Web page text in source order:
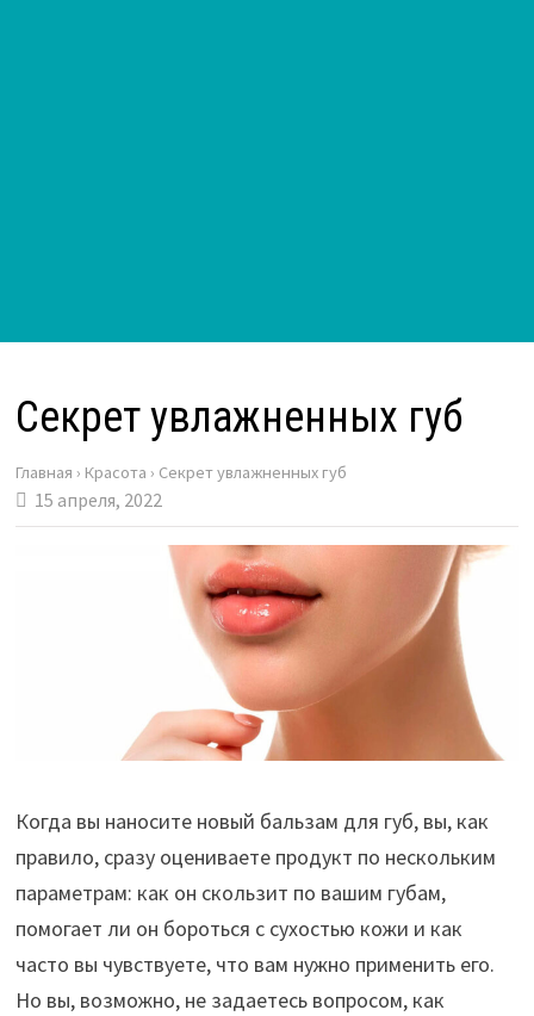
Секрет увлажненных губ
Главная › Красота › Секрет увлажненных губ
15 апреля, 2022
Когда вы наносите новый бальзам для губ, вы, как
правило, сразу оцениваете продукт по нескольким
параметрам: как он скользит по вашим губам,
помогает ли он бороться с сухостью кожи и как
часто вы чувствуете, что вам нужно применить его.
Но вы, возможно, не задаетесь вопросом, как